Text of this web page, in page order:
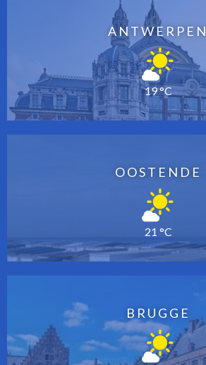
ANTWERPEN
19 °C
OOSTENDE
21 °C
BRUGGE